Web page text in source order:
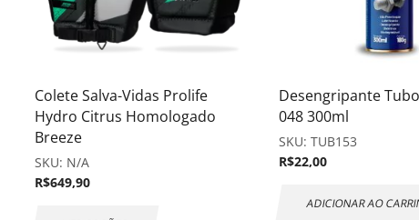
Colete Salva-Vidas Prolife
Hydro Citrus Homologado
Breeze
SKU: N/A
R$649,90
Desengripante
048 300ml
SKU:TUB153
R$22,00
ADICIONAR AO